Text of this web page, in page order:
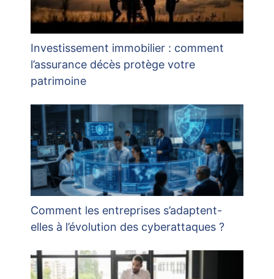
Investissement immobilier : comment
l’assurance décès protège votre
patrimoine
Comment les entreprises s’adaptent-
elles à l’évolution des cyberattaques ?